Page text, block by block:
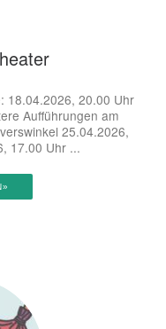
18.04.2026, 20.00 Uhr
Aufführungen am
25.04.2026,
17.00 Uhr ...